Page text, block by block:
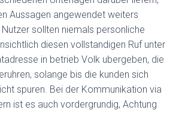
Aussagen angewendet weiters
sollten niemals personliche
diesen vollstandigen Ruf unter
in betrieb Volk ubergeben, die
solange bis die kunden sich
spuren. Bei der Kommunikation via
ist es auch vordergrundig, Achtung